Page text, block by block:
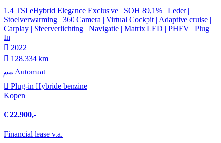
1.4 TSI eHybrid Elegance Exclusive | SOH 89,1% | Leder |
Stoelverwarming | 360 Camera | Virtual Cockpit | Adaptive cruise |
Carplay | Sfeerverlichting | Navigatie | Matrix LED | PHEV | Plug
In
2022
128.334 km
Automaat
Plug-in Hybride benzine
Kopen
€ 22.900,-
Financial lease v.a.